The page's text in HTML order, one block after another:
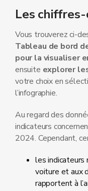
Les
Vous trouverez ci-
Tableau de bord
pour la visualiser
ensuite explorer
votre choix en
l’infographie.
Au regard des
indicateurs
2024. Cependant,
les
voiture et aux
rapportent à